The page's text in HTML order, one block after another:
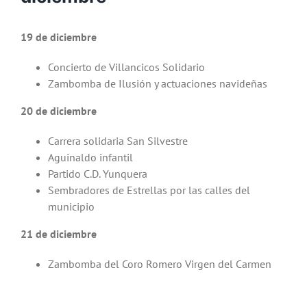
19 de diciembre
Concierto de Villancicos Solidario
Zambomba de Ilusión y actuaciones navideñas
20 de diciembre
Carrera solidaria San Silvestre
Aguinaldo infantil
Partido C.D. Yunquera
Sembradores de Estrellas por las calles del
municipio
21 de diciembre
Zambomba del Coro Romero Virgen del Carmen